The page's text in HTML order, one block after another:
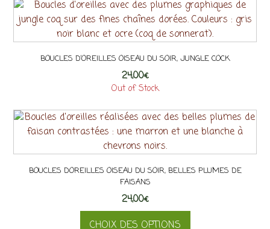
peuvent
être
choisies
sur
la
page
du
produit
BOUCLES D’OREILLES OISEAU DU SOIR, JUNGLE COCK
24,00€
Out of Stock
produit
a
plusieurs
Les
options
peuvent
être
BOUCLES DOREILLES OISEAU DU SOIR, BELLES PLUMES DE
FAISANS
24,00€
CHOIX DES OPTIONS